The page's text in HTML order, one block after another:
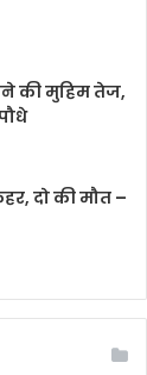
की मुहिम तेज,
दो की मौत –